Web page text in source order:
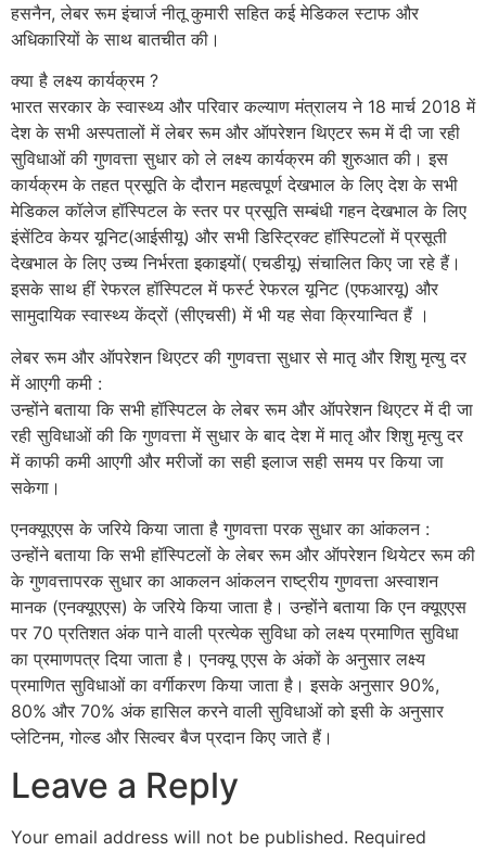
हसनैन, लेबर रूम इंचार्ज नीतू कुमारी सहित कई मेडिकल स्टाफ और
अधिकारियों के साथ बातचीत की।
क्या है लक्ष्य कार्यक्रम ?
भारत सरकार के स्वास्थ्य और परिवार कल्याण मंत्रालय ने 18 मार्च 2018 में
देश के सभी अस्पतालों में लेबर रूम और ऑपरेशन थिएटर रूम में दी जा रही
सुविधाओं की गुणवत्ता सुधार को ले लक्ष्य कार्यक्रम की शुरुआत की। इस
कार्यक्रम के तहत प्रसूति के दौरान महत्वपूर्ण देखभाल के लिए देश के सभी
मेडिकल कॉलेज हॉस्पिटल के स्तर पर प्रसूति सम्बंधी गहन देखभाल के लिए
इंसेंटिव केयर यूनिट(आईसीयू) और सभी डिस्ट्रिक्ट हॉस्पिटलों में प्रसूती
देखभाल के लिए उच्य निर्भरता इकाइयों( एचडीयू) संचालित किए जा रहे हैं।
इसके साथ हीं रेफरल हॉस्पिटल में फर्स्ट रेफरल यूनिट (एफआरयू) और
सामुदायिक स्वास्थ्य केंद्रों (सीएचसी) में भी यह सेवा क्रियान्वित हैं ।
लेबर रूम और ऑपरेशन थिएटर की गुणवत्ता सुधार से मातृ और शिशु मृत्यु दर
में आएगी कमी :
उन्होंने बताया कि सभी हॉस्पिटल के लेबर रूम और ऑपरेशन थिएटर में दी जा
रही सुविधाओं की कि गुणवत्ता में सुधार के बाद देश में मातृ और शिशु मृत्यु दर
में काफी कमी आएगी और मरीजों का सही इलाज सही समय पर किया जा
सकेगा।
एनक्यूएएस के जरिये किया जाता है गुणवत्ता परक सुधार का आंकलन :
उन्होंने बताया कि सभी हॉस्पिटलों के लेबर रूम और ऑपरेशन थियेटर रूम की
के गुणवत्तापरक सुधार का आकलन आंकलन राष्ट्रीय गुणवत्ता अस्वाशन
मानक (एनक्यूएएस) के जरिये किया जाता है। उन्होंने बताया कि एन क्यूएएस
पर 70 प्रतिशत अंक पाने वाली प्रत्येक सुविधा को लक्ष्य प्रमाणित सुविधा
का प्रमाणपत्र दिया जाता है। एनक्यू एएस के अंकों के अनुसार लक्ष्य
प्रमाणित सुविधाओं का वर्गीकरण किया जाता है। इसके अनुसार 90%,
80% और 70% अंक हासिल करने वाली सुविधाओं को इसी के अनुसार
प्लेटिनम, गोल्ड और सिल्वर बैज प्रदान किए जाते हैं।
Leave a Reply
Your email address will not be published. Required